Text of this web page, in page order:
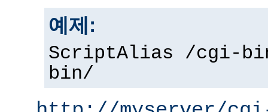
예제:
ScriptAlias /cgi-
bin/